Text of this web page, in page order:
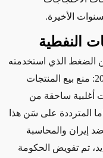
الأخيرة.
النفطية
الضغط الذي استخدمته
الولايات المتحدة بفعالية كبيرة بعد عام 2010: منع بيع المنتجات
أغلبية ساحقة من
المترددة على سَن هذا
ضد إيران والمحاسبة
تم تفويض الحكومة